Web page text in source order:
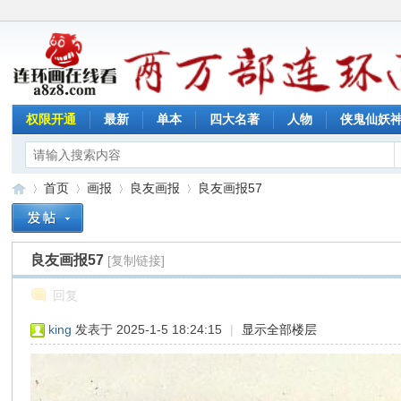
权限开通 最新 单本 四大名著 人物 侠鬼仙妖
»
首页
›
画报
›
良友画报 良友画报57
良友画报57 [复制链接]
回复
king 发表于 2025-1-5 18:24:15 | 显示全部楼层